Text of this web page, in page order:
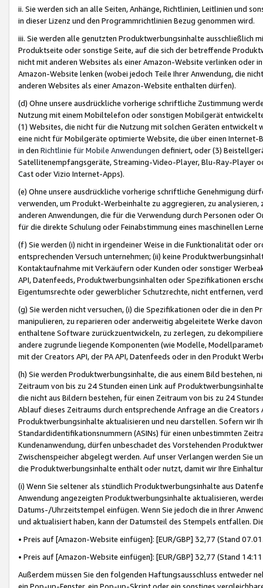
ii. Sie werden sich an alle Seiten, Anhänge, Richtlinien, Leitlinien und
in dieser Lizenz und den Programmrichtlinien Bezug genommen wird.
iii. Sie werden alle genutzten Produktwerbungsinhalte ausschließlich
Produktseite oder sonstige Seite, auf die sich der betreffende
nicht mit anderen Websites als einer Amazon-Website verlinken oder
Amazon-Website lenken (wobei jedoch Teile Ihrer Anwendung, die
anderen Websites als einer Amazon-Website enthalten dürfen).
(d) Ohne unsere ausdrückliche vorherige schriftliche Zustimmung
Nutzung mit einem Mobiltelefon oder sonstigen Mobilgerät
(1) Websites, die nicht für die Nutzung mit solchen Geräten
eine nicht für Mobilgeräte optimierte Website, die über einen
in den Richtlinie für Mobile Anwendungen definiert, oder (3)
Satellitenempfangsgeräte, Streaming-Video-Player, Blu-Ray-Player
Cast oder Vizio Internet-Apps).
(e) Ohne unsere ausdrückliche vorherige schriftliche Genehmigung
verwenden, um Produkt-Werbeinhalte zu aggregieren, zu
anderen Anwendungen, die für die Verwendung durch Personen
für die direkte Schulung oder Feinabstimmung eines maschinellen
(f) Sie werden (i) nicht in irgendeiner Weise in die Funktionalität oder
entsprechenden Versuch unternehmen; (ii) keine
Kontaktaufnahme mit Verkäufern oder Kunden oder sonstiger
API, Datenfeeds, Produktwerbungsinhalten oder Spezifikationen
Eigentumsrechte oder gewerblicher Schutzrechte, nicht entfernen,
(g) Sie werden nicht versuchen, (i) die Spezifikationen oder die in
manipulieren, zu reparieren oder anderweitig abgeleitete Werke
enthaltene Software zurückzuentwickeln, zu zerlegen, zu
andere zugrunde liegende Komponenten (wie Modelle,
mit der Creators API, der PA API, Datenfeeds oder in den Produkt
(h) Sie werden Produktwerbungsinhalte, die aus einem Bild bestehen,
Zeitraum von bis zu 24 Stunden einen Link auf
die nicht aus Bildern bestehen, für einen Zeitraum von bis zu 24
Ablauf dieses Zeitraums durch entsprechende Anfrage an die
Produktwerbungsinhalte aktualisieren und neu darstellen. Sofern wir
Standardidentifikationsnummern (ASINs) für einen unbestimmten
Kundenanwendung, dürfen unbeschadet des Vorstehenden
Zwischenspeicher abgelegt werden. Auf unser Verlangen werden Sie
die Produktwerbungsinhalte enthält oder nutzt, damit wir Ihre
(i) Wenn Sie seltener als stündlich Produktwerbungsinhalte aus
Anwendung angezeigten Produktwerbungsinhalte aktualisieren,
Datums-/Uhrzeitstempel einfügen. Wenn Sie jedoch die in Ihrer
und aktualisiert haben, kann der Datumsteil des Stempels entfallen.
• Preis auf [Amazon-Website einfügen]: [EUR/GBP] 32,77 (Stand
• Preis auf [Amazon-Website einfügen]: [EUR/GBP] 32,77 (Stand
Außerdem müssen Sie den folgenden Haftungsausschluss entweder
ein Pop-up-Fenster, ein Pop-up-Skript oder ein sonstiges